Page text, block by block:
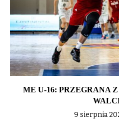
ME U-16: PRZEGRANA
9 sierpnia